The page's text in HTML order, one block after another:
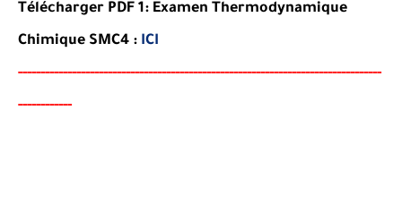
Télécharger PDF 1: Examen Thermodynamique
Chimique SMC4 : ICI
---------------------------------------------------------------------------------
------------